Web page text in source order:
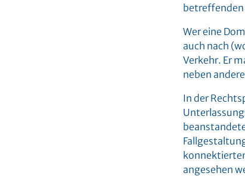
Wer eine
auch nach
Verkehr. Er
neben
In der
angesehen